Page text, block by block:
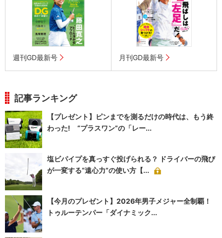
週刊GD最新号 月刊GD最新号
記事ランキング
【プレゼント】ピンまでを測るだけの時代は、もう終
わった! “プラスワン”の「レー...
塩ビパイプを真っすぐ投げられる？ ドライバーの飛び
が一変する“遠心力”の使い方【...
【今月のプレゼント】2026年男子メジャー全制覇！
トゥルーテンパー「ダイナミック...